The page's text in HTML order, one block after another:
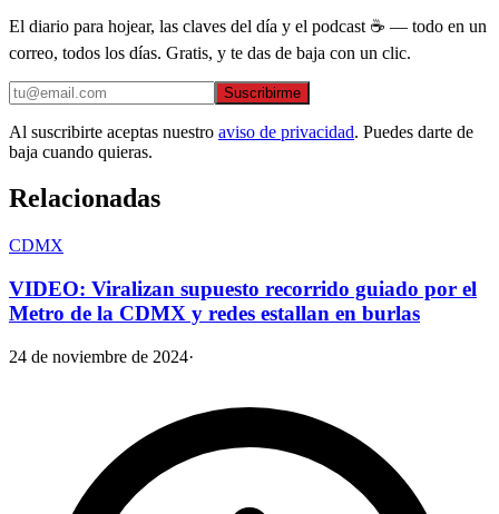
El diario para hojear, las claves del día y el podcast ☕ — todo en un
correo, todos los días. Gratis, y te das de baja con un clic.
Suscribirme
Al suscribirte aceptas nuestro aviso de privacidad. Puedes darte de
baja cuando quieras.
Relacionadas
CDMX
VIDEO: Viralizan supuesto recorrido guiado por el
Metro de la CDMX y redes estallan en burlas
24 de noviembre de 2024·